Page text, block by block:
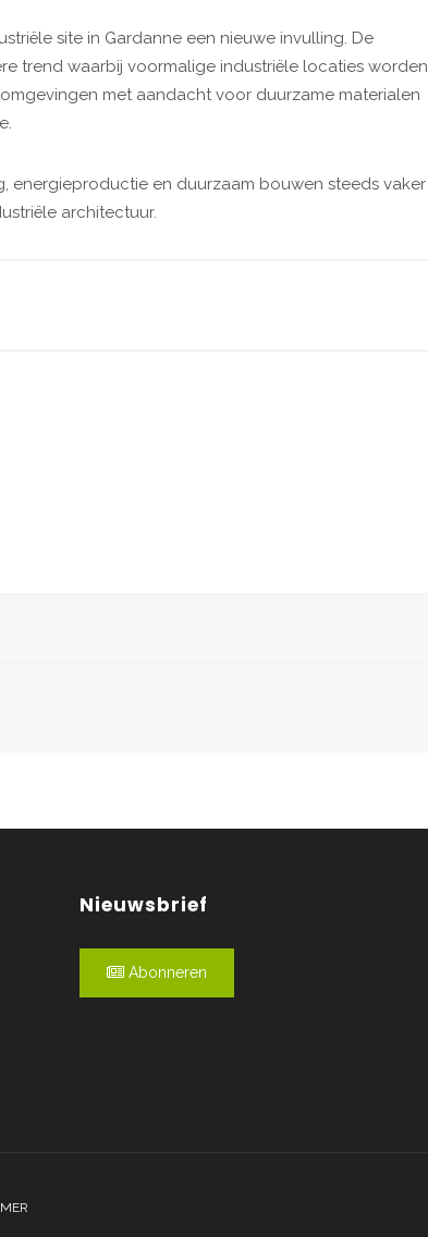
site in Gardanne een nieuwe invulling. De
trend waarbij voormalige industriële locaties worden
met aandacht voor duurzame materialen
energieproductie en duurzaam bouwen steeds vaker
architectuur.
Nieuwsbrief
Abonneren